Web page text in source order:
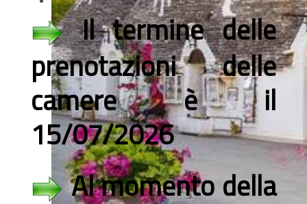
Il termine delle
prenotazioni delle
camere è il
15/07/2026
Al momento della